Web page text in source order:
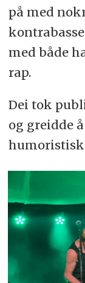
på med
med både
rap.
Dei tok
og greidde
humoristisk